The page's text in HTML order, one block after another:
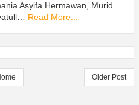
Asyifa Hermawan, Murid
Read More...
Older Post